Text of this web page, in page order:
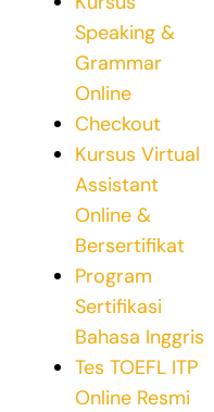
Speaking &
Grammar
Online
Checkout
Kursus Virtual
Assistant
Online &
Bersertifikat
Program
Sertifikasi
Bahasa Inggris
Tes TOEFL ITP
Online Resmi